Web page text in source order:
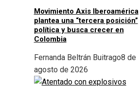
Movimiento Axis Iberoamérica
plantea una “tercera posición”
política y busca crecer en
Colombia
Fernanda Beltrán Buitrago8 de
agosto de 2026